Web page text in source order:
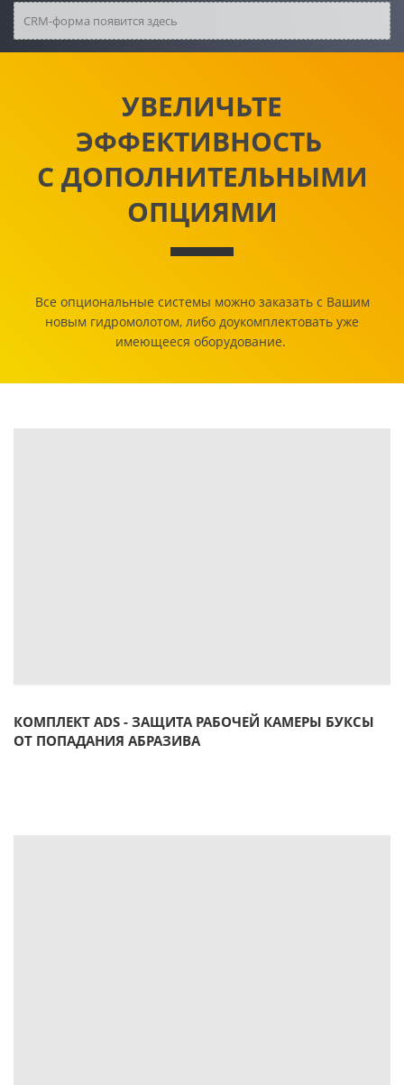
CRM-форма появится здесь
УВЕЛИЧЬТЕ
ЭФФЕКТИВНОСТЬ
С ДОПОЛНИТЕЛЬНЫМИ
ОПЦИЯМИ
Все опциональные системы можно заказать с Вашим
новым гидромолотом, либо доукомплектовать уже
имеющееся оборудование.
КОМПЛЕКТ ADS - ЗАЩИТА РАБОЧЕЙ КАМЕРЫ БУКСЫ
ОТ ПОПАДАНИЯ АБРАЗИВА